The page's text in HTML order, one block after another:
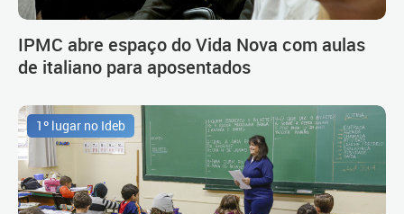
IPMC abre espaço do Vida Nova com aulas
de italiano para aposentados
1º lugar no Ideb